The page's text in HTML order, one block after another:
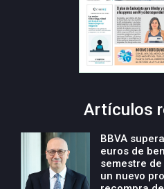
Artículos
BBVA
euros de
semestre
un nuevo